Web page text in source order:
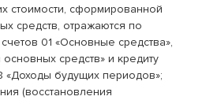
стоимости, сформированной
средств, отражаются по
01 «Основные средства»,
средств» и кредиту
«Доходы будущих периодов»;
(восстановления